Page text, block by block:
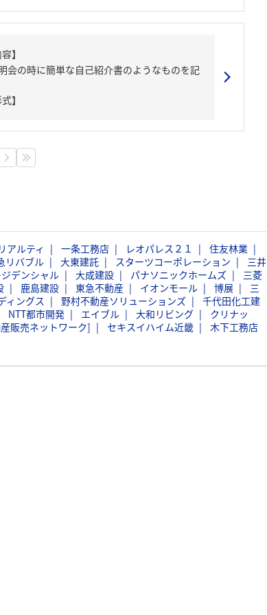
】
会の時に簡単な自己紹介書のようなものを記
】
アルティ 一条工務店 レオパレス２１
住友林業
リバブル 大東建託 スターツコーポレーション
三井
デンシャル 大成建設 パナソニックホームズ
三菱
鹿島建設 東急不動産 イオンモール 博展
三
ィングス 野村不動産ソリューションズ
千代田化工建
NTT都市開発 エイブル 大和リビング
クリナッ
販売ネットワーク] セキスイハイム近畿 木下工務店